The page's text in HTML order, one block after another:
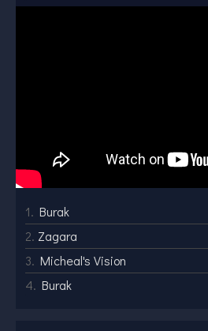
1. Burak
2. Zagara
3. Micheal's Vision
4. Burak